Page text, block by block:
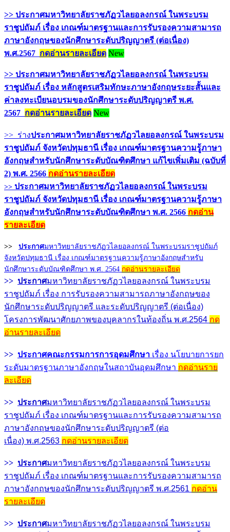
>> ประกาศมหาวิทยาลัยราชภัฏวไลยอลงกรณ์ ในพระบรม
ราชูปถัมภ์ เรื่อง เกณฑ์มาตรฐานและการรับรองความสามารถ
ภาษาอังกฤษของนักศึกษาระดับปริญญาตรี (ต่อเนื่อง)
พ.ศ.2567 กดอ่านรายละเอียด New
>> ประกาศมหาวิทยาลัยราชภัฏวไลยอลงกรณ์ ในพระบรม
ราชูปถัมภ์ เรื่อง หลักสูตรเสริมทักษะภาษาอังกฤษระยะสั้นและ
ค่าลงทะเบียนอบรมของนักศึกษาระดับปริญญาตรี พ.ศ.
2567 กดอ่านรายละเอียด New
>> ร่างประกาศมหาวิทยาลัยราชภัฏวไลยอลงกรณ์ ในพระบรม
ราชูปถัมภ์ จังหวัดปทุมธานี เรื่อง เกณฑ์มาตรฐานความรู้ภาษา
อังกฤษสำหรับนักศึกษาระดับบัณฑิตศึกษา แก้ไขเพิ่มเติม (ฉบับที่
2) พ.ศ. 2566 กดอ่านรายละเอียด
>> ประกาศมหาวิทยาลัยราชภัฏวไลยอลงกรณ์ ในพระบรม
ราชูปถัมภ์ จังหวัดปทุมธานี เรื่อง เกณฑ์มาตรฐานความรู้ภาษา
อังกฤษสำหรับนักศึกษาระดับบัณฑิตศึกษา พ.ศ. 2566 กดอ่าน
รายละเอียด
>> ประกาศมหาวิทยาลัยราชภัฏวไลยอลงกรณ์ ในพระบรมราชูปถัมภ์
จังหวัดปทุมธานี เรื่อง เกณฑ์มาตรฐานความรู้ภาษาอังกฤษสำหรับ
นักศึกษาระดับบัณฑิตศึกษา พ.ศ. 2564 กดอ่านรายละเอียด
>> ประกาศมหาวิทยาลัยราชภัฏวไลยอลงกรณ์ ในพระบรม
ราชูปถัมภ์ เรื่อง การรับรองความสามารถภาษาอังกฤษของ
นักศึกษาระดับปริญญาตรี และระดับปริญญาตรี (ต่อเนื่อง)
โครงการพัฒนาศักยภาพของบุคลากรในท้องถิ่น พ.ศ.2564 กด
อ่านรายละเอียด
>> ประกาศคณะกรรมการการอุดมศึกษา เรื่อง นโยบายการยก
ระดับมาตรฐานภาษาอังกฤษในสถาบันอุดมศึกษา กดอ่านราย
ละเอียด
>> ประกาศมหาวิทยาลัยราชภัฏวไลยอลงกรณ์ ในพระบรม
ราชูปถัมภ์ เรื่อง เกณฑ์มาตรฐานและการรับรองความสามารถ
ภาษาอังกฤษของนักศึกษาระดับปริญญาตรี (ต่อ
เนื่อง) พ.ศ.2563 กดอ่านรายละเอียด
>> ประกาศมหาวิทยาลัยราชภัฏวไลยอลงกรณ์ ในพระบรม
ราชูปถัมภ์ เรื่อง เกณฑ์มาตรฐานและการรับรองความสามารถ
ภาษาอังกฤษของนักศึกษาระดับปริญญาตรี พ.ศ.2561 กดอ่าน
รายละเอียด
>> ประกาศมหาวิทยาลัยราชภัฏวไลยอลงกรณ์ ในพระบรม